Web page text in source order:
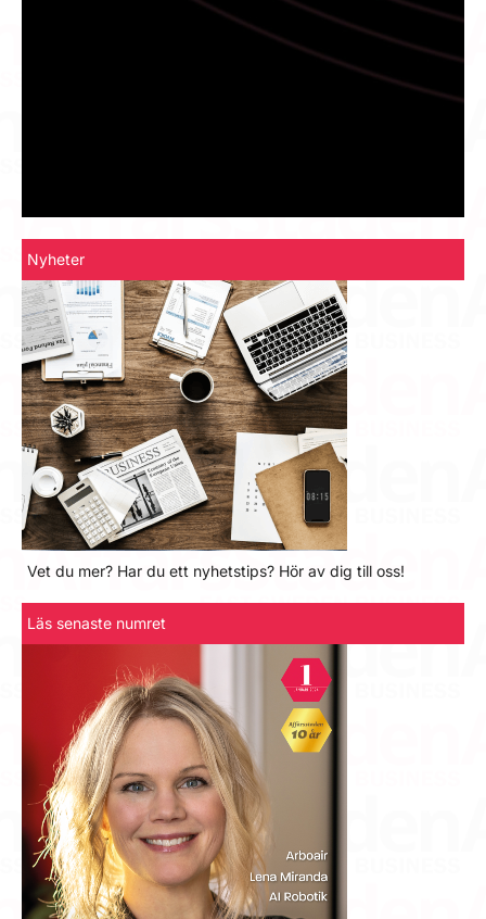
Nyheter
Vet du mer? Har du ett nyhetstips? Hör av dig till oss!
Läs senaste numret